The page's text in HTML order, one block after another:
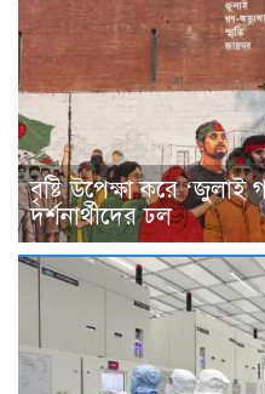
বৃষ্টি উপেক্ষা করে ‘জুলাই
দর্শনার্থীদের ঢল